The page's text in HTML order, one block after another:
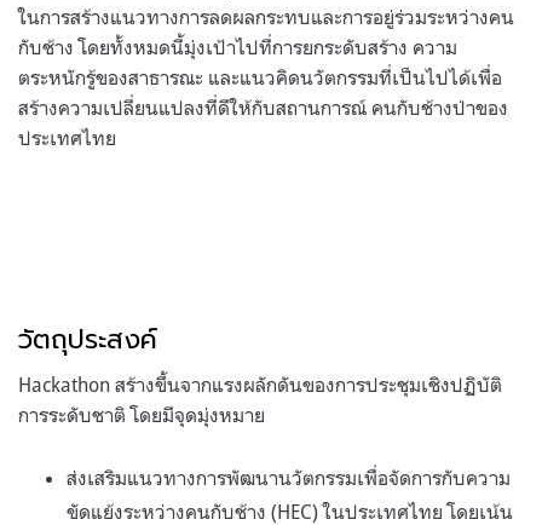
ในการสร้างแนวทางการลดผลกระทบและการอยู่ร่วมระหว่างคน
กับช้าง โดยทั้งหมดนี้มุ่งเป้าไปที่การยกระดับสร้าง ความ
ตระหนักรู้ของสาธารณะ และแนวคิดนวัตกรรมที่เป็นไปได้เพื่อ
สร้างความเปลี่ยนแปลงที่ดีให้กับสถานการณ์ คนกับช้างป่าของ
ประเทศไทย
วัตถุประสงค์
Hackathon สร้างขึ้นจากแรงผลักดันของการประชุมเชิงปฏิบัติ
การระดับชาติ โดยมีจุดมุ่งหมาย
ส่งเสริมแนวทางการพัฒนานวัตกรรมเพื่อจัดการกับความ
ขัดแย้งระหว่างคนกับช้าง (HEC) ในประเทศไทย โดยเน้น